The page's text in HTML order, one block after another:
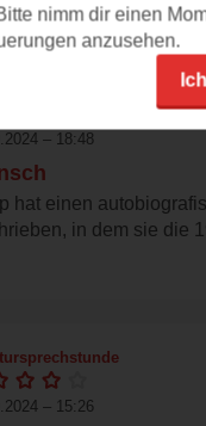
– 18:48
hat einen
in dem sie die
– 15:26
nimm dir einen
anzusehen.